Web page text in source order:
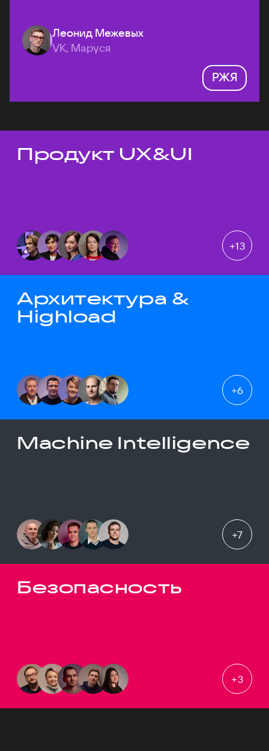
Леонид Межевых
VK, Маруся
РЖЯ
Темы докладов
Продукт UX&UI
+13
Архитектура &
Highload
+6
Machine Intelligence
+7
Безопасность
+3